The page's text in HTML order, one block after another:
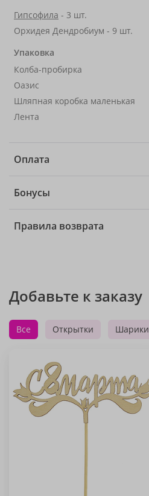
Гипсофила - 3 шт.
Орхидея Дендробиум - 9 шт.
Упаковка
Колба-пробирка
Оазис
Шляпная коробка маленькая
Лента
Оплата
Бонусы
Правила возврата
Добавьте к заказу
Все Открытки Шарики